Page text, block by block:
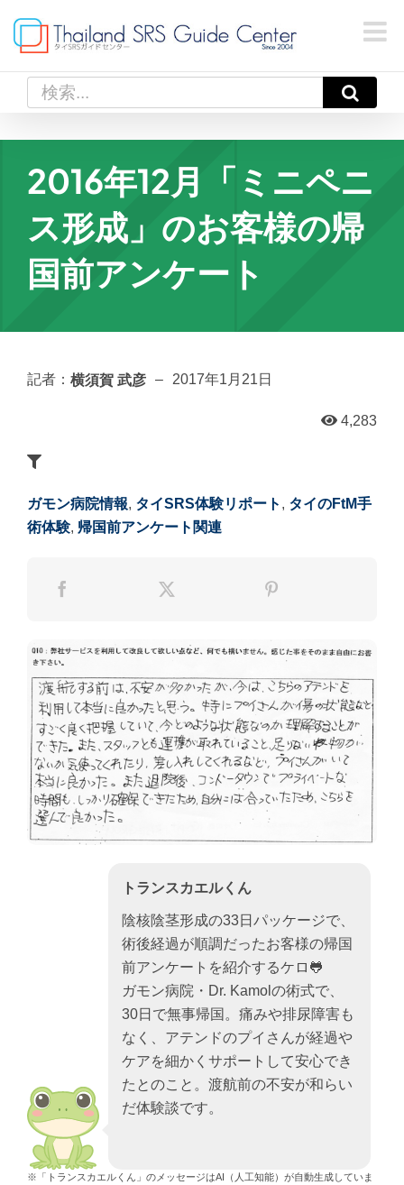
content
索
2016年12月「ミニペニ
ス形成」のお客様の帰
国前アンケート
記者： 横須賀 武彦 – 2017年1月21日
4,283
ガモン病院情報, タイSRS体験リポート , タイのFtM手
術体験, 帰国前アンケート関連
トランスカエルくん
陰核陰茎形成の33日パッケージで、
術後経過が順調だったお客様の帰国
前アンケートを紹介するケロ🐸
ガモン病院・Dr. Kamolの術式で、
30日で無事帰国。痛みや排尿障害も
なく、アテンドのプイさんが経過や
ケアを細かくサポートして安心でき
たとのこと。渡航前の不安が和らい
だ体験談です。
※「トランスカエルくん」のメッセージはAI（人工知能）が自動生成していま